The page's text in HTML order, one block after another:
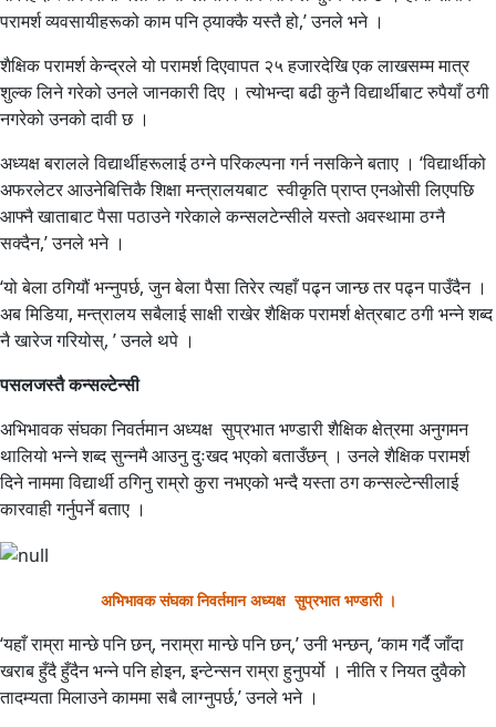
परामर्श व्यवसायीहरूको काम पनि ठ्याक्कै यस्तै हो,’ उनले भने ।
शैक्षिक परामर्श केन्द्रले यो परामर्श दिएवापत २५ हजारदेखि एक लाखसम्म मात्र
शुल्क लिने गरेको उनले जानकारी दिए । त्योभन्दा बढी कुनै विद्यार्थीबाट रुपैयाँ ठगी
नगरेको उनको दावी छ ।
अध्यक्ष बरालले विद्यार्थीहरूलाई ठग्ने परिकल्पना गर्न नसकिने बताए । ‘विद्यार्थीको
अफरलेटर आउनेबित्तिकै शिक्षा मन्त्रालयबाट स्वीकृति प्राप्त एनओसी लिएपछि
आफ्नै खाताबाट पैसा पठाउने गरेकाले कन्सलटेन्सीले यस्तो अवस्थामा ठग्नै
सक्दैन,’ उनले भने ।
‘यो बेला ठगियौं भन्नुपर्छ, जुन बेला पैसा तिरेर त्यहाँ पढ्न जान्छ तर पढ्न पाउँदैन ।
अब मिडिया, मन्त्रालय सबैलाई साक्षी राखेर शैक्षिक परामर्श क्षेत्रबाट ठगी भन्ने शब्द
नै खारेज गरियोस्, ’ उनले थपे ।
पसलजस्तै कन्सल्टेन्सी
अभिभावक संघका निवर्तमान अध्यक्ष सुप्रभात भण्डारी शैक्षिक क्षेत्रमा अनुगमन
थालियो भन्ने शब्द सुन्नमै आउनु दुःखद भएको बताउँछन् । उनले शैक्षिक परामर्श
दिने नाममा विद्यार्थी ठगिनु राम्रो कुरा नभएको भन्दै यस्ता ठग कन्सल्टेन्सीलाई
कारवाही गर्नुपर्ने बताए ।
अभिभावक संघका निवर्तमान अध्यक्ष सुप्रभात भण्डारी ।
‘यहाँ राम्रा मान्छे पनि छन्, नराम्रा मान्छे पनि छन्,’ उनी भन्छन्, ‘काम गर्दै जाँदा
खराब हुँदै हुँदैन भन्ने पनि होइन, इन्टेन्सन राम्रा हुनुपर्यो । नीति र नियत दुवैको
तादम्यता मिलाउने काममा सबै लाग्नुपर्छ,’ उनले भने ।